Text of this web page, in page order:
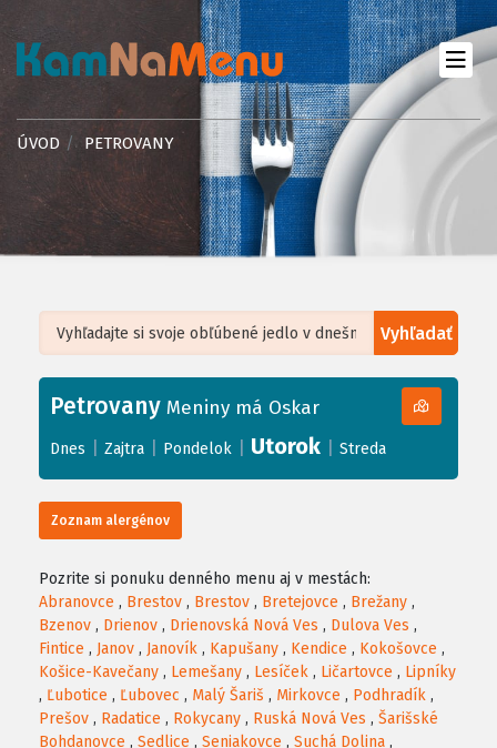
ÚVOD PETROVANY
Vyhľadať
+
−
Leaflet| ©OpenStreetMap, Tiles courtesy ofHumanitarian OpenStreetMap
Petrovany Meniny má Oskar
Dnes Zajtra Pondelok Utorok Streda
Zoznam alergénov
Pozrite si ponuku denného menu aj v mestách:
Abranovce , Brestov , Brestov , Bretejovce , Brežany ,
Bzenov , Drienov , Drienovská Nová Ves , Dulova Ves ,
Fintice , Janov , Janovík , Kapušany , Kendice , Kokošovce ,
Košice-Kavečany , Lemešany , Lesíček , Ličartovce , Lipníky
, Ľubotice , Ľubovec , Malý Šariš , Mirkovce , Podhradík ,
Prešov , Radatice , Rokycany , Ruská Nová Ves , Šarišské
Bohdanovce , Sedlice , Seniakovce , Suchá Dolina ,